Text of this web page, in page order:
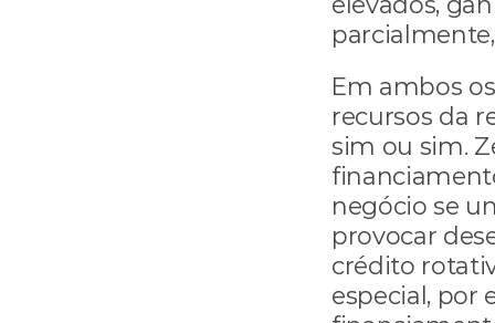
Em ambos
recursos da
sim ou sim.
negócio se
provocar
crédito
especial, por